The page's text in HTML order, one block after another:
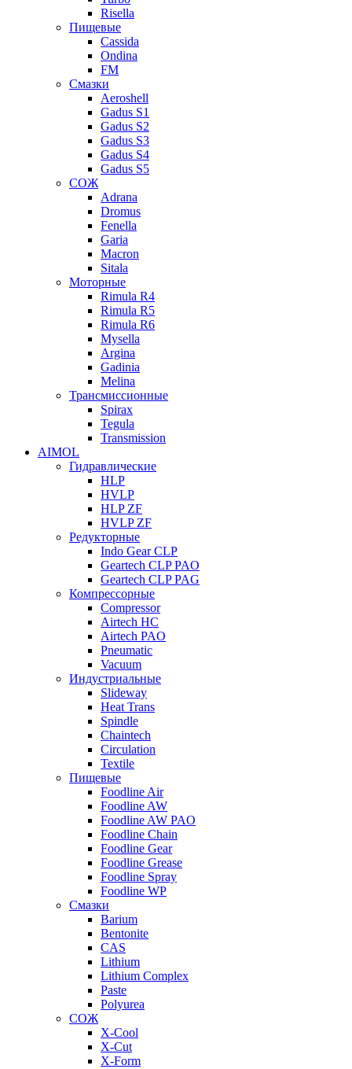
Risella
Пищевые
Cassida
Ondina
FM
Смазки
Aeroshell
Gadus S1
Gadus S2
Gadus S3
Gadus S4
Gadus S5
СОЖ
Adrana
Dromus
Fenella
Garia
Macron
Sitala
Моторные
Rimula R4
Rimula R5
Rimula R6
Mysella
Argina
Gadinia
Melina
Трансмиссионные
Spirax
Tegula
Transmission
AIMOL
Гидравлические
HLP
HVLP
HLP ZF
HVLP ZF
Редукторные
Indo Gear CLP
Geartech CLP PAO
Geartech CLP PAG
Компрессорные
Compressor
Airtech HC
Airtech PAO
Pneumatic
Vacuum
Индустриальные
Slideway
Heat Trans
Spindle
Chaintech
Circulation
Textile
Пищевые
Foodline Air
Foodline AW
Foodline AW PAO
Foodline Chain
Foodline Gear
Foodline Grease
Foodline Spray
Foodline WP
Смазки
Barium
Bentonite
CAS
Lithium
Lithium Complex
Paste
Polyurea
СОЖ
X-Cool
X-Cut
X-Form